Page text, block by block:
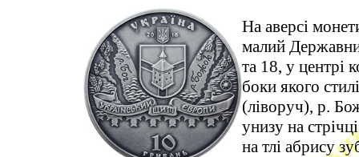
На аверсі
малий
та 18, у центрі
боки якого
(ліворуч), р.
унизу на
на тлі абрису